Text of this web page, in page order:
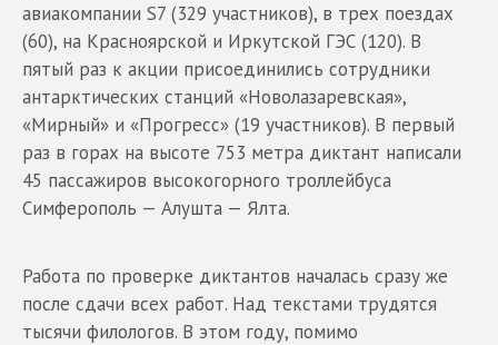
авиакомпании S7 (329 участников), в трех поездах
(60), на Красноярской и Иркутской ГЭС (120). В
пятый раз к акции присоединились сотрудники
антарктических станций «Новолазаревская»,
«Мирный» и «Прогресс» (19 участников). В первый
раз в горах на высоте 753 метра диктант написали
45 пассажиров высокогорного троллейбуса
Симферополь — Алушта — Ялта.
Работа по проверке диктантов началась сразу же
после сдачи всех работ. Над текстами трудятся
тысячи филологов. В этом году, помимо